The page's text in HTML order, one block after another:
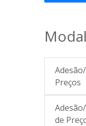
Preços
de